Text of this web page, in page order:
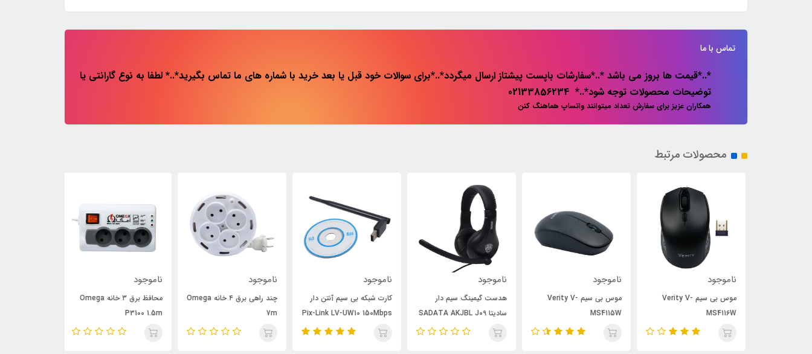
تماس با ما
*..*قیمت ها بروز می باشد *..*سفارشات باپست پیشتاز ارسال میگردد*..*برای سوالات خود قبل یا بعد خرید با شماره های ما تماس بگیرید*..* لطفا به نوع گارانتی یا
توضیحات محصولات توجه شود*..* 02133856234
همکاران عزیز برای سفارش تعداد میتوانند واتساپ هماهنگ کنن
محصولات مرتبط
ناموجود
موس بی سیم Verity V-
MS4116W
ناموجود
موس بی سیم Verity V-
MS4115W
ناموجود
هدست گیمینگ سیم دار
سادیتا SADATA AKJBL J09
ناموجود
کارت شبکه بی سیم آنتن دار
Pix-Link LV-UW10 150Mbps
ناموجود
چند راهی برق ۴ خانه Omega
7m
ناموجود
محافظ برق ۳ خانه Omega
P3100 1.5m